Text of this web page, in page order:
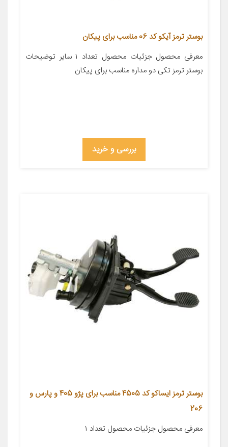
بوستر ترمز آیکو کد 06 مناسب برای پیکان
معرفی محصول جزئیات محصول تعداد ۱ سایر توضیحات
بوستر ترمز تکی دو مداره مناسب برای پیکان
بررسی و خرید
بوستر ترمز ایساکو کد 4505 مناسب برای پژو 405 و پارس و
206
معرفی محصول جزئیات محصول تعداد ۱